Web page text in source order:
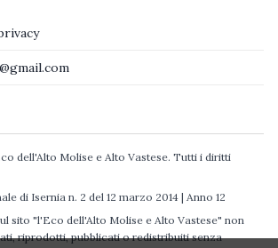
dell'Alto Molise e Alto Vastese. Tutti i diritti
di Isernia n. 2 del 12 marzo 2014 | Anno 12
sito "l'Eco dell'Alto Molise e Alto Vastese" non
riprodotti, pubblicati o redistribuiti senza